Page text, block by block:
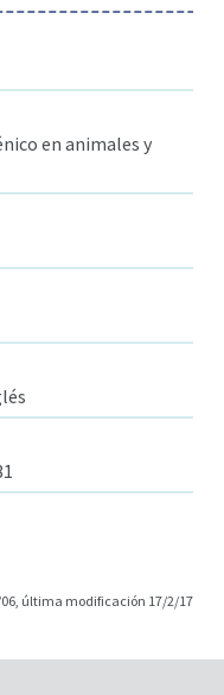
en animales y
06, última modificación 17/2/17